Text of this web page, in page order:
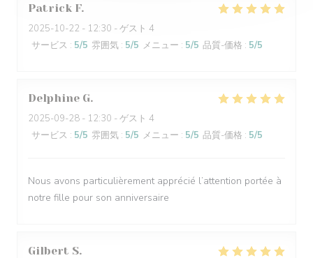
Patrick F
2025-10-22 - 12:30 - ゲスト 4
サービス : 5/5 雰囲気 : 5/5 メニュー : 5/5 品質-価格 : 5/5
Delphine G
2025-09-28 - 12:30 - ゲスト 4
サービス : 5/5 雰囲気 : 5/5 メニュー : 5/5 品質-価格 : 5/5
Nous avons particulièrement apprécié l’attention portée à
notre fille pour son anniversaire
Gilbert S